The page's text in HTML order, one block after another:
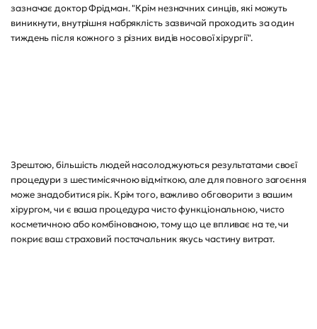
зазначає доктор Фрідман. "Крім незначних синців, які можуть
виникнути, внутрішня набряклість зазвичай проходить за один
тиждень після кожного з різних видів носової хірургії".
Зрештою, більшість людей насолоджуються результатами своєї
процедури з шестимісячною відміткою, але для повного загоєння
може знадобитися рік. Крім того, важливо обговорити з вашим
хірургом, чи є ваша процедура чисто функціональною, чисто
косметичною або комбінованою, тому що це впливає на те, чи
покриє ваш страховий постачальник якусь частину витрат.